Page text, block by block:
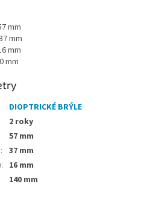
mm
mm
mm
DIOPTRICKÉ BRÝLE
2 roky
57 mm
: 37 mm
: 16 mm
140 mm